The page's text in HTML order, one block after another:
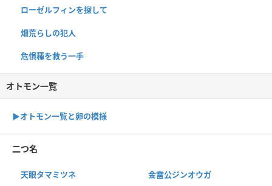
ローゼルフィンを探して
畑荒らしの犯人
危惧種を救う一手
オトモン一覧
▶︎オトモン一覧と卵の模様
二つ名
天眼タマミツネ 金雷公ジンオウガ